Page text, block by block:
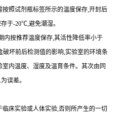
照试剂瓶标签所示的温度保存,开封后
于-20℃,避免潮湿。
内按推荐温度保存,其活性降低率小于
破坏前后检测值的影响,实验室的环境条
内温度、湿度及温育条件。其次由同
误差。
床实验或人体实验,否则所产生的一切